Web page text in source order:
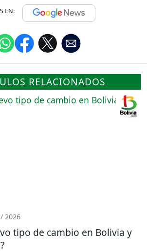
EN:
RELACIONADOS
2026
tipo de cambio en Bolivia y